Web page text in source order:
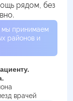
рядом, без
мы принимаем
районов и
врачей